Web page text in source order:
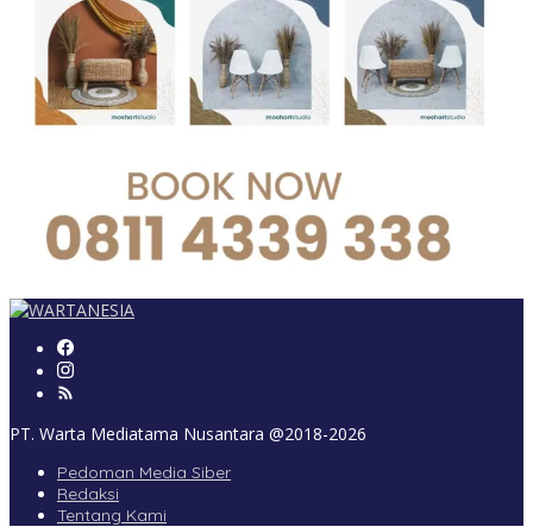
PT. Warta Mediatama Nusantara @2018-2026
Pedoman Media Siber
Redaksi
Tentang Kami